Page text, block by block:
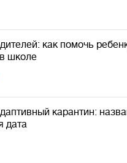
как помочь
школе
карантин:
дата